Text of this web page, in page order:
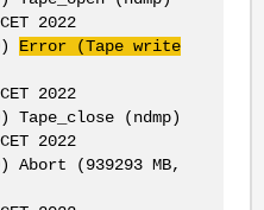
2022
Error (Tape write
2022
Tape_close (ndmp)
2022
Abort (939293 MB,